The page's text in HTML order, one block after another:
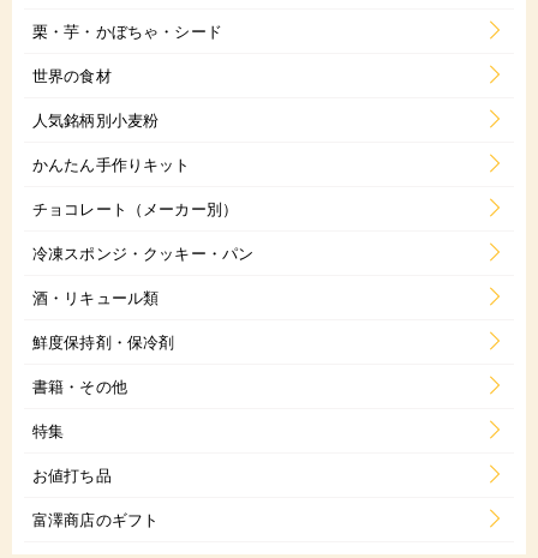
栗・芋・かぼちゃ・シード
世界の食材
人気銘柄別小麦粉
かんたん手作りキット
チョコレート（メーカー別）
冷凍スポンジ・クッキー・パン
酒・リキュール類
鮮度保持剤・保冷剤
書籍・その他
特集
お値打ち品
富澤商店のギフト